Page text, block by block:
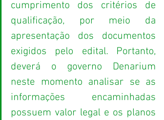
cumprimento dos critérios de
qualificação, por meio da
apresentação dos documentos
exigidos pelo edital. Portanto,
deverá o governo Denarium
neste momento analisar se as
informações encaminhadas
possuem valor legal e os planos